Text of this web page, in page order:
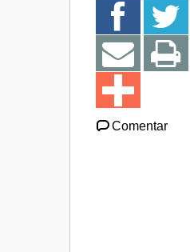
Comentar